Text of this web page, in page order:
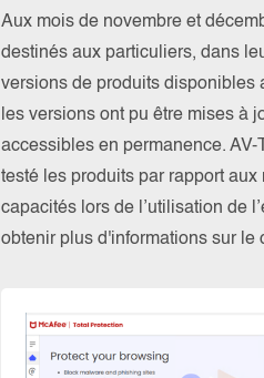
Aux mois de novembre et
destinés aux particuliers, dans
versions de produits disponibles
les versions ont pu être mises à
accessibles en permanence.
testé les produits par rapport
capacités lors de l’utilisation de
obtenir plus d'informations sur le